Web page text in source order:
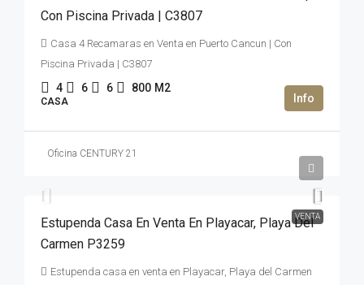
Con Piscina Privada | C3807
Casa 4 Recamaras en Venta en Puerto Cancun | Con
Piscina Privada | C3807
4 6 6 800 M2
CASA
Oficina CENTURY 21
VENTA
Estupenda Casa En Venta En Playacar, Playa Del
Carmen P3259
Estupenda casa en venta en Playacar, Playa del Carmen